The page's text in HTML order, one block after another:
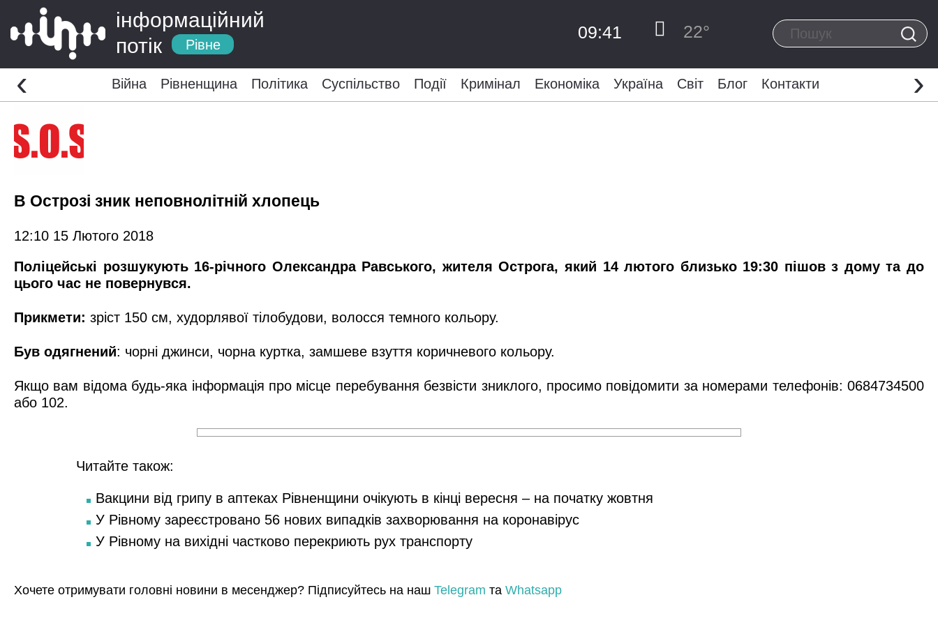
інформаційний
потік
Рівне
09:41 22°
Війна Рівненщина Політика Суспільство Події Кримінал Економіка Україна Світ Блог Контакти
‹ ›
В Острозі зник неповнолітній хлопець
12:10 15 Лютого 2018
Поліцейські розшукують 16-річного Олександра Равського, жителя Острога, який 14 лютого близько 19:30 пішов з дому та до
цього час не повернувся.
Прикмети: зріст 150 см, худорлявої тілобудови, волосся темного кольору.
Був одягнений: чорні джинси, чорна куртка, замшеве взуття коричневого кольору.
Якщо вам відома будь-яка інформація про місце перебування безвісти зниклого, просимо повідомити за номерами телефонів: 0684734500
або 102.
Читайте також:
Вакцини від грипу в аптеках Рівненщини очікують в кінці вересня – на початку жовтня
У Рівному зареєстровано 56 нових випадків захворювання на коронавірус
У Рівному на вихідні частково перекриють рух транспорту
Хочете отримувати головні новини в месенджер? Підписуйтесь на наш Telegram та Whatsapp